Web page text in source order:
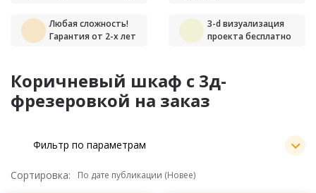
Любая сложность!
Гарантия от 2-х лет
3-d визуализация
проекта бесплатно
Коричневый шкаф с 3д-
фрезеровкой на заказ
Фильтр по параметрам
Сортировка: